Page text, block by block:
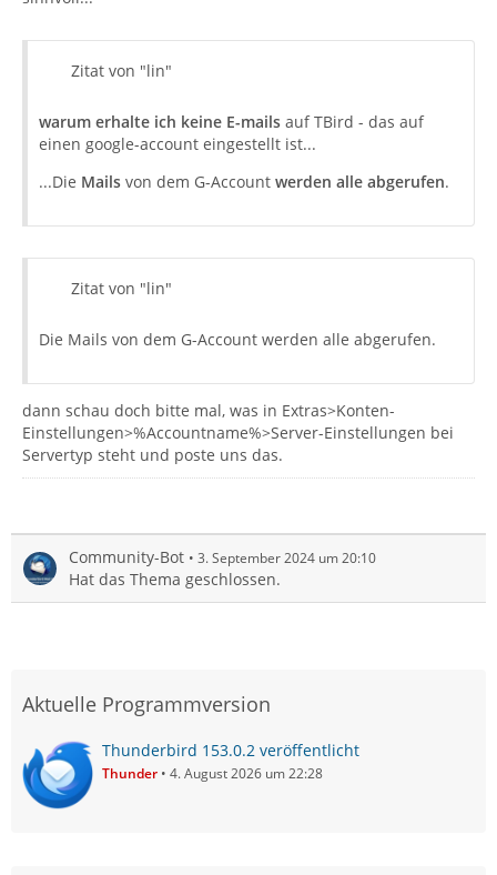
Zitat von "lin"
warum erhalte ich keine E-mails auf TBird - das auf
einen google-account eingestellt ist...
...Die Mails von dem G-Account werden alle abgerufen.
Zitat von "lin"
Die Mails von dem G-Account werden alle abgerufen.
dann schau doch bitte mal, was in Extras>Konten-
Einstellungen>%Accountname%>Server-Einstellungen bei
Servertyp steht und poste uns das.
Community-Bot 3. September 2024 um 20:10
Hat das Thema geschlossen.
Aktuelle Programmversion
Thunderbird 153.0.2 veröffentlicht
Thunder 4. August 2026 um 22:28